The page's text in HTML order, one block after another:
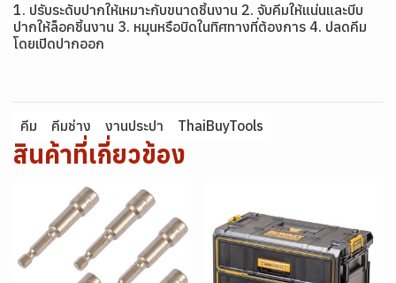
1. ปรับระดับปากให้เหมาะกับขนาดชิ้นงาน 2. จับคีมให้แน่นและบีบ
ปากให้ล็อคชิ้นงาน 3. หมุนหรือบิดในทิศทางที่ต้องการ 4. ปลดคีม
โดยเปิดปากออก
คีม คีมช่าง งานประปา ThaiBuyTools
สินค้าที่เกี่ยวข้อง